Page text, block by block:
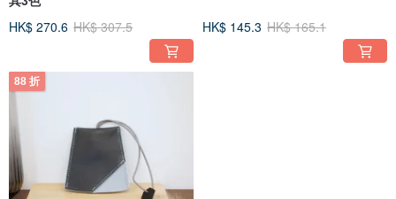
HK$ 270.6 HK$ 307.5 HK$ 145.3 HK$ 165.1
88 折